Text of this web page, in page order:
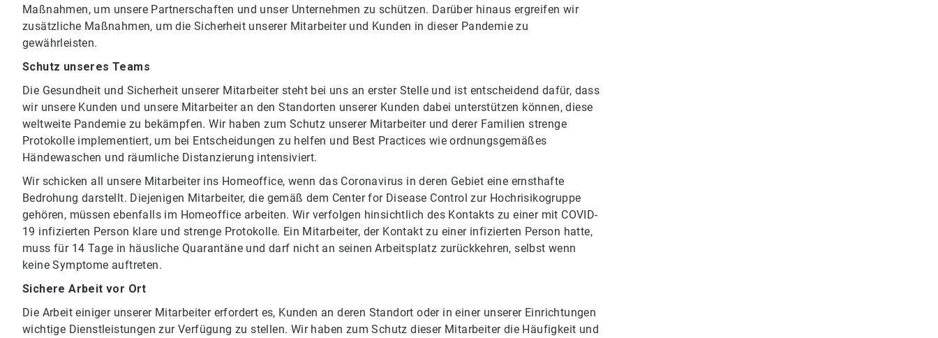
Maßnahmen, um unsere Partnerschaften und unser Unternehmen zu schützen. Darüber hinaus ergreifen wir
zusätzliche Maßnahmen, um die Sicherheit unserer Mitarbeiter und Kunden in dieser Pandemie zu
gewährleisten.
Schutz unseres Teams
Die Gesundheit und Sicherheit unserer Mitarbeiter steht bei uns an erster Stelle und ist entscheidend dafür, dass
wir unsere Kunden und unsere Mitarbeiter an den Standorten unserer Kunden dabei unterstützen können, diese
weltweite Pandemie zu bekämpfen. Wir haben zum Schutz unserer Mitarbeiter und derer Familien strenge
Protokolle implementiert, um bei Entscheidungen zu helfen und Best Practices wie ordnungsgemäßes
Händewaschen und räumliche Distanzierung intensiviert.
Wir schicken all unsere Mitarbeiter ins Homeoffice, wenn das Coronavirus in deren Gebiet eine ernsthafte
Bedrohung darstellt. Diejenigen Mitarbeiter, die gemäß dem Center for Disease Control zur Hochrisikogruppe
gehören, müssen ebenfalls im Homeoffice arbeiten. Wir verfolgen hinsichtlich des Kontakts zu einer mit COVID-
19 infizierten Person klare und strenge Protokolle. Ein Mitarbeiter, der Kontakt zu einer infizierten Person hatte,
muss für 14 Tage in häusliche Quarantäne und darf nicht an seinen Arbeitsplatz zurückkehren, selbst wenn
keine Symptome auftreten.
Sichere Arbeit vor Ort
Die Arbeit einiger unserer Mitarbeiter erfordert es, Kunden an deren Standort oder in einer unserer Einrichtungen
wichtige Dienstleistungen zur Verfügung zu stellen. Wir haben zum Schutz dieser Mitarbeiter die Häufigkeit und